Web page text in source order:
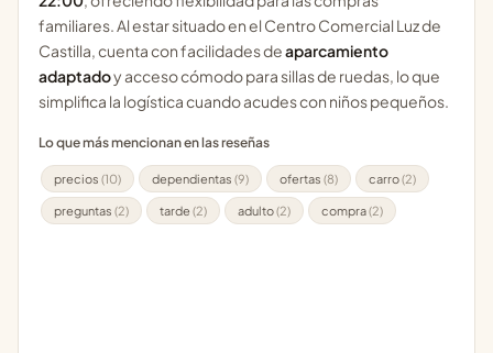
familiares. Al estar situado en el Centro Comercial Luz de
Castilla, cuenta con facilidades deaparcamiento
adaptadoy acceso cómodo para sillas de ruedas, lo que
simplifica la logística cuando acudes con niños pequeños.
Lo que más mencionan en las reseñas
precios (10) dependientas (9) ofertas (8) carro(2)
preguntas (2) tarde (2) adulto(2) compra(2)